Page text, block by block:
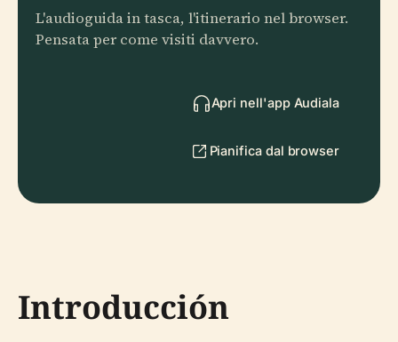
L'audioguida in tasca, l'itinerario nel browser.
Pensata per come visiti davvero.
Apri nell'app Audiala
Pianifica dal browser
Introducción